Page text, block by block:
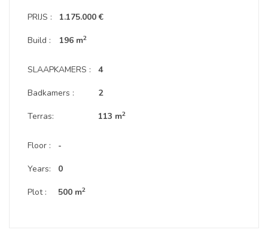
PRIJS :
Build :
1.175.000 €
196 m2
SLAAPKAMERS :
Badkamers :
Terras:
4
2
113 m2
Floor :
Years:
Plot :
-
0
500 m2